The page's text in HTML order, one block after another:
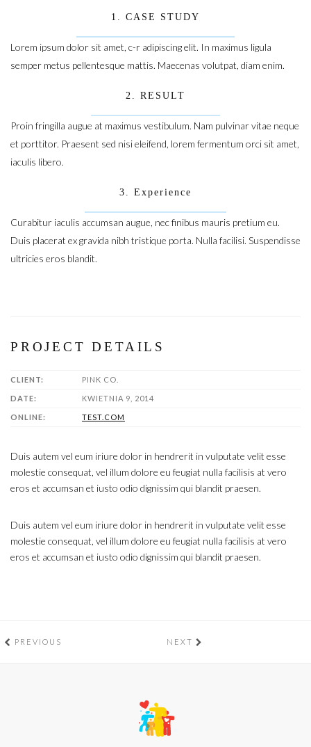
1. CASE STUDY
Lorem ipsum dolor sit amet, c-r adipiscing elit. In maximus ligula
semper metus pellentesque mattis. Maecenas volutpat, diam enim.
2. RESULT
Proin fringilla augue at maximus vestibulum. Nam pulvinar vitae neque
et porttitor. Praesent sed nisi eleifend, lorem fermentum orci sit amet,
iaculis libero.
3. Experience
Curabitur iaculis accumsan augue, nec finibus mauris pretium eu.
Duis placerat ex gravida nibh tristique porta. Nulla facilisi. Suspendisse
ultricies eros blandit.
PROJECT DETAILS
CLIENT: PINK CO.
DATE: KWIETNIA 9, 2014
ONLINE: TEST.COM
Duis autem vel eum iriure dolor in hendrerit in vulputate velit esse
molestie consequat, vel illum dolore eu feugiat nulla facilisis at vero
eros et accumsan et iusto odio dignissim qui blandit praesen.
Duis autem vel eum iriure dolor in hendrerit in vulputate velit esse
molestie consequat, vel illum dolore eu feugiat nulla facilisis at vero
eros et accumsan et iusto odio dignissim qui blandit praesen.
PREVIOUS NEXT